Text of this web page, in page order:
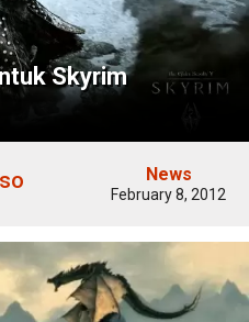
Skyrim
News
February 8, 2012